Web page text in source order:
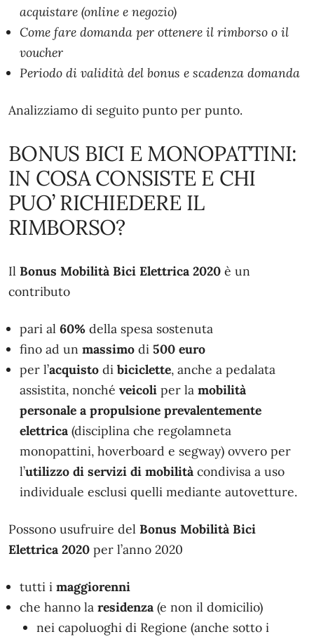
acquistare (online e negozio)
Come fare domanda per ottenere il rimborso o il
voucher
Periodo di validità del bonus e scadenza domanda
Analizziamo di seguito punto per punto.
BONUS BICI E MONOPATTINI:
IN COSA CONSISTE E CHI
PUO’ RICHIEDERE IL
RIMBORSO?
Il Bonus Mobilità Bici Elettrica 2020 è un
contributo
pari al 60% della spesa sostenuta
fino ad un massimo di 500 euro
per l’acquisto di biciclette, anche a pedalata
assistita, nonché veicoli per la mobilità
personale a propulsione prevalentemente
elettrica (disciplina che regolamneta
monopattini, hoverboard e segway) ovvero per
l’utilizzo di servizi di mobilità condivisa a uso
individuale esclusi quelli mediante autovetture.
Possono usufruire del Bonus Mobilità Bici
Elettrica 2020 per l’anno 2020
tutti i maggiorenni
che hanno la residenza (e non il domicilio)
nei capoluoghi di Regione (anche sotto i